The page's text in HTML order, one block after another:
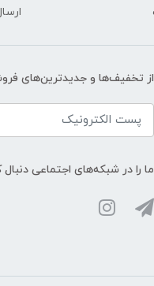
از تخفیف‌ها و جدیدترین‌های
ما را در شبکه‌های اجتماعی دنبال